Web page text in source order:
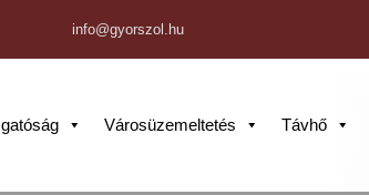
info@gyorszol.hu
Városüzemeltetés Távhő